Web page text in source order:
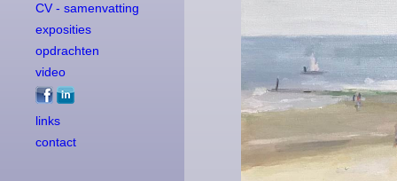
CV - samenvatting
exposities
opdrachten
video
links
contact